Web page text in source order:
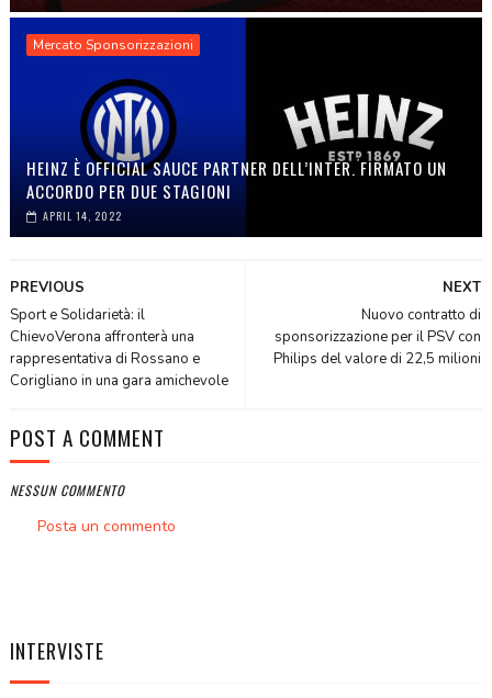
Mercato Sponsorizzazioni
HEINZ È OFFICIAL SAUCE PARTNER DELL’INTER. FIRMATO UN
ACCORDO PER DUE STAGIONI
APRIL 14, 2022
NEXT
Nuovo contratto di
sponsorizzazione per il PSV con
Philips del valore di 22,5 milioni
PREVIOUS
Sport e Solidarietà: il
ChievoVerona affronterà una
rappresentativa di Rossano e
Corigliano in una gara amichevole
POST A COMMENT
NESSUN COMMENTO
Posta un commento
INTERVISTE